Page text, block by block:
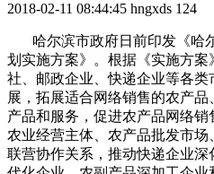
2018-02-11 08:44:45 hngxds 124
哈尔滨市政府日前印发《哈
划实施方案》。根据《实施方
社、邮政企业、快递企业等各
展，拓展适合网络销售的农产
产品和服务，促进农产品网络
农业经营主体、农产品批发市
联营协作关系，推动快递企业